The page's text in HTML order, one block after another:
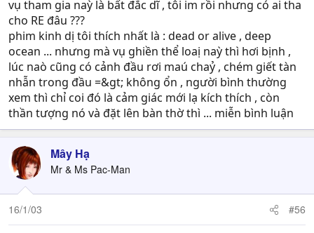
vụ tham gia naỳ là bất đắc dĩ , tôi im rồi nhưng có ai tha
cho RE đâu ???
phim kinh dị tôi thích nhất là : dead or alive , deep
ocean ... nhưng mà vụ ghiền thể loaị naỳ thì hơi bịnh ,
lúc naò cũng có cảnh đầu rơi maú chaỷ , chém giết tàn
nhẫn trong đầu =&gt; không ổn , người bình thường
xem thì chỉ coi đó là cảm giác mới lạ kích thích , còn
thần tượng nó và đặt lên bàn thờ thì ... miễn bình luận
Mây Hạ
Mr & Ms Pac-Man
16/1/03 #56